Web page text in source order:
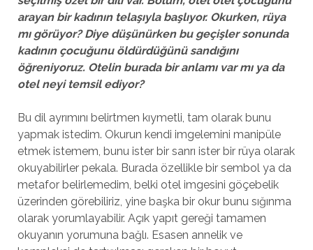
arayan bir kadının telaşıyla başlıyor. Okurken, rüya
mı görüyor? Diye düşünürken bu geçişler sonunda
kadının çocuğunu öldürdüğünü sandığını
öğreniyoruz. Otelin burada bir anlamı var mı ya da
otel neyi temsil ediyor?
Bu dil ayrımını belirtmen kıymetli, tam olarak bunu
yapmak istedim. Okurun kendi imgelemini manipüle
etmek istemem, bunu ister bir sanrı ister bir rüya olarak
okuyabilirler pekala. Burada özellikle bir sembol ya da
metafor belirlemedim, belki otel imgesini göçebelik
üzerinden görebiliriz, yine başka bir okur bunu sığınma
olarak yorumlayabilir. Açık yapıt gereği tamamen
okuyanın yorumuna bağlı. Esasen annelik ve